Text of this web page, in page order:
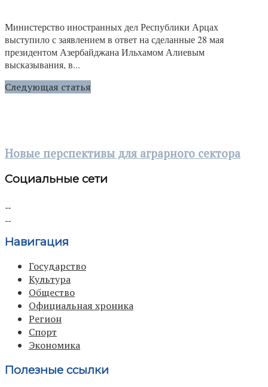
Министерство иностранных дел Республики Арцах
выступило с заявлением в ответ на сделанные 28 мая
президентом Азербайджана Ильхамом Алиевым
высказывания, в...
Следующая статья
Новые перспективы для аграрного сектора
Социальные сети
Навигация
Государство
Культура
Общество
Официальная хроника
Регион
Спорт
Экономика
Полезные ссылки